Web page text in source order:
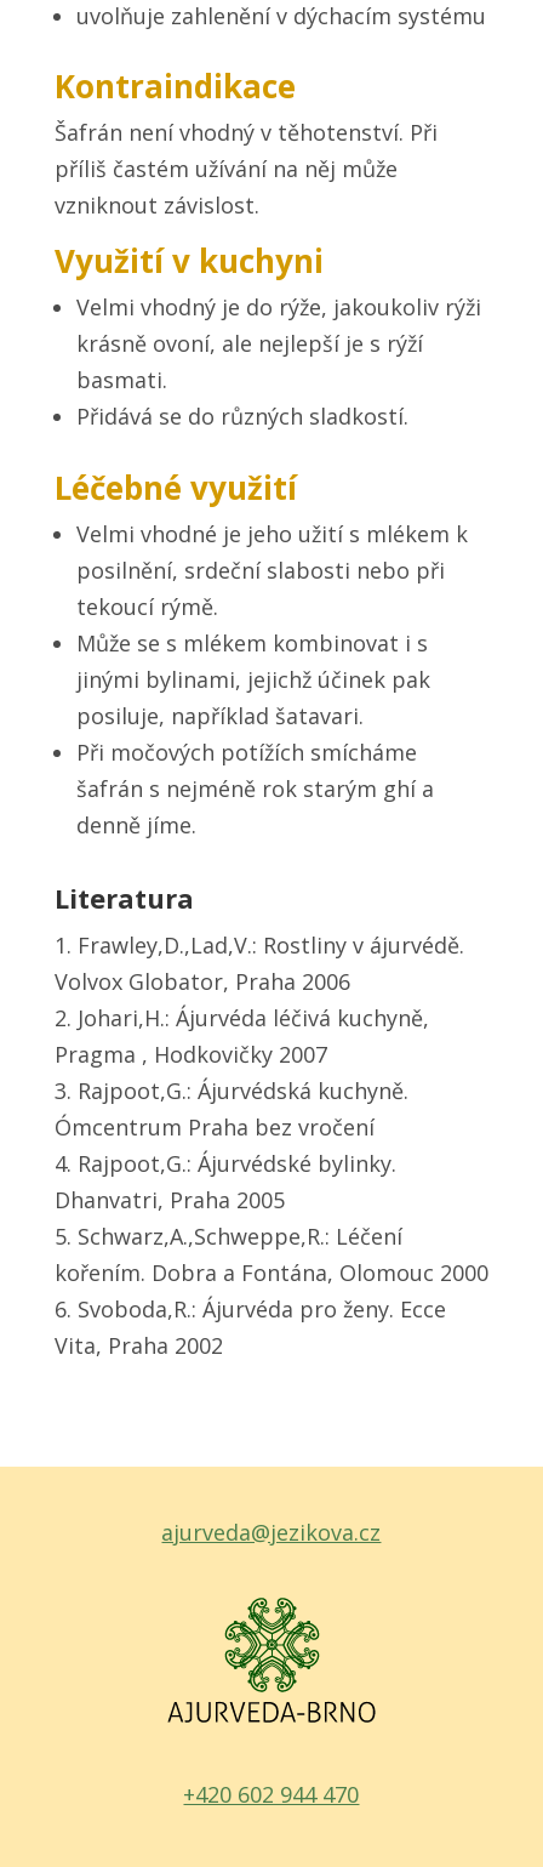
uvolňuje zahlenění v dýchacím systému
Kontraindikace
Šafrán není vhodný v těhotenství. Při
příliš častém užívání na něj může
vzniknout závislost.
Využití v kuchyni
Velmi vhodný je do rýže, jakoukoliv rýži
krásně ovoní, ale nejlepší je s rýží
basmati.
Přidává se do různých sladkostí.
Léčebné využití
Velmi vhodné je jeho užití s mlékem k
posilnění, srdeční slabosti nebo při
tekoucí rýmě.
Může se s mlékem kombinovat i s
jinými bylinami, jejichž účinek pak
posiluje, například šatavari.
Při močových potížích smícháme
šafrán s nejméně rok starým ghí a
denně jíme.
Literatura
1. Frawley,D.,Lad,V.: Rostliny v ájurvédě.
Volvox Globator, Praha 2006
2. Johari,H.: Ájurvéda léčivá kuchyně,
Pragma , Hodkovičky 2007
3. Rajpoot,G.: Ájurvédská kuchyně.
Ómcentrum Praha bez vročení
4. Rajpoot,G.: Ájurvédské bylinky.
Dhanvatri, Praha 2005
5. Schwarz,A.,Schweppe,R.: Léčení
kořením. Dobra a Fontána, Olomouc 2000
6. Svoboda,R.: Ájurvéda pro ženy. Ecce
Vita, Praha 2002
ajurveda@jezikova.cz
+420 602 944 470